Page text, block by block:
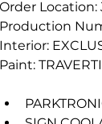
Order Location:
Production
Interior:
Paint: